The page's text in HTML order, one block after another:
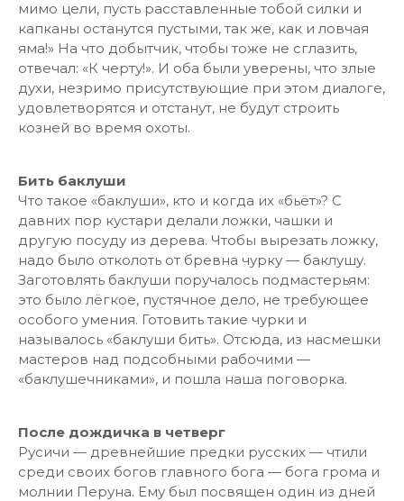
мимо цели, пусть расставленные тобой силки и
капканы останутся пустыми, так же, как и ловчая
яма!» На что добытчик, чтобы тоже не сглазить,
отвечал: «К черту!». И оба были уверены, что злые
духи, незримо присутствующие при этом диалоге,
удовлетворятся и отстанут, не будут строить
козней во время охоты.
Бить баклуши
Что такое «баклуши», кто и когда их «бьёт»? С
давних пор кустари делали ложки, чашки и
другую посуду из дерева. Чтобы вырезать ложку,
надо было отколоть от бревна чурку — баклушу.
Заготовлять баклуши поручалось подмастерьям:
это было лёгкое, пустячное дело, не требующее
особого умения. Готовить такие чурки и
называлось «баклуши бить». Отсюда, из насмешки
мастеров над подсобными рабочими —
«баклушечниками», и пошла наша поговорка.
После дождичка в четверг
Русичи — древнейшие предки русских — чтили
среди своих богов главного бога — бога грома и
молнии Перуна. Ему был посвящен один из дней